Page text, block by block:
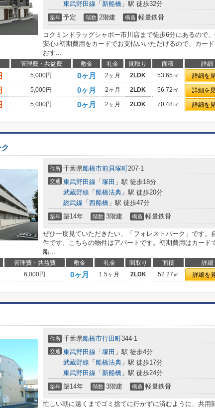
東武野田線 「 新船橋 」駅 徒歩32分
築年 予定 階数 2階建 構造 軽量鉄骨
コクミンドラッグシャポー市川店まで徒歩6分にあるので
安心♪初期費用をカードでお支払いいただけるので、カー
おす...
管理費・共益費 敷金 礼金 間取り 面積 詳細
5,000円 0ヶ月 2ヶ月 2LDK 53.65㎡ 詳細を
5,000円 0ヶ月 2ヶ月 2LDK 56.72㎡ 詳細を
5,000円 0ヶ月 2ヶ月 2LDK 70.48㎡ 詳細を
住所 千葉県船橋市前貝塚町207-1
交通 東武野田線 「 塚田 」駅 徒歩18分
武蔵野線 「 船橋法典 」駅 徒歩20分
総武線 「 西船橋 」駅 徒歩47分
築年 築14年 階数 3階建 構造 軽量鉄骨
ぜひ一度見ていただきたい、「フォレストパーク」です。
件です。こちらの物件はアパートです。初期費用はカード
船...
管理費・共益費 敷金 礼金 間取り 面積 詳細
6,000円 0ヶ月 1.5ヶ月 2LDK 52.27㎡ 詳細を
住所 千葉県船橋市行田町344-1
交通 東武野田線 「 塚田 」駅 徒歩4分
武蔵野線 「 船橋法典 」駅 徒歩17分
東武野田線 「 新船橋 」駅 徒歩24分
築年 築14年 階数 3階建 構造 軽量鉄骨
忙しい朝に遠くまでゴミ捨てに行かずに済むように、共用